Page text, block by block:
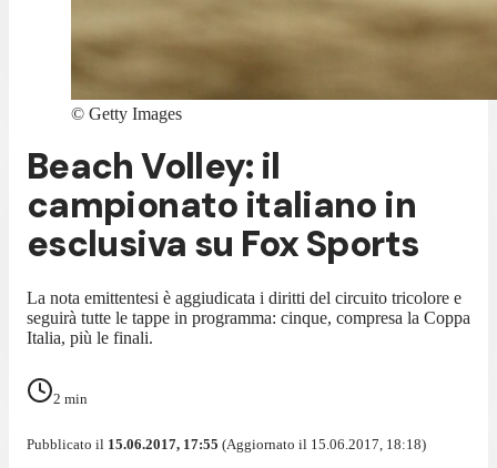
© Getty Images
Beach Volley: il
campionato italiano in
esclusiva su Fox Sports
La nota emittentesi è aggiudicata i diritti del circuito tricolore e
seguirà tutte le tappe in programma: cinque, compresa la Coppa
Italia, più le finali.
2 min
Pubblicato il 15.06.2017, 17:55 (Aggiornato il 15.06.2017, 18:18)